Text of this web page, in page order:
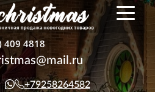
409 4818
+79258264582